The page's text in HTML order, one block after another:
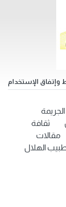
الإستخدام
الجريمة
ثقافة
مقالات
الهلال